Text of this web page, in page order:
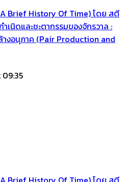
Brief History Of Time) โดย สตี
เนิดและชะตากรรมของจักรวาล :
างอนุภาค (Pair Production and
09:35